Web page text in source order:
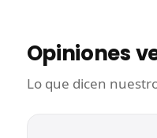
Opiniones
Lo que dicen